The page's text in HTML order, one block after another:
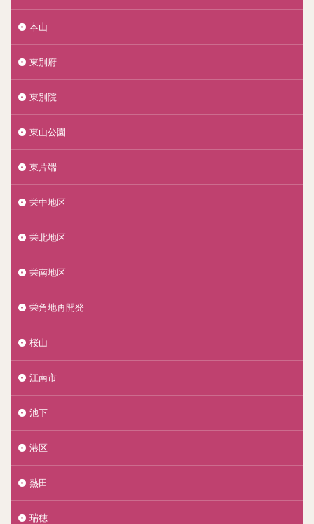
本山
東別府
東別院
東山公園
東片端
栄中地区
栄北地区
栄南地区
栄角地再開発
桜山
江南市
池下
港区
熱田
瑞穂